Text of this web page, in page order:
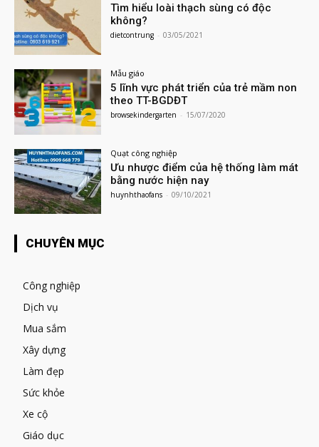
Tìm hiểu loài thạch sùng có độc
không?
dietcontrung - 03/05/2021
Mẫu giáo
5 lĩnh vực phát triển của trẻ mầm non
theo TT-BGDĐT
browsekindergarten - 15/07/2020
Quạt công nghiệp
Ưu nhược điểm của hệ thống làm mát
bằng nước hiện nay
huynhthaofans - 09/10/2021
CHUYÊN MỤC
Công nghiệp
Dịch vụ
Mua sắm
Xây dựng
Làm đẹp
Sức khỏe
Xe cộ
Giáo dục